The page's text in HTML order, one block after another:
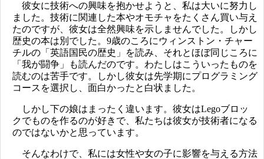
彼女に技術への興味を抱かせようと、私は大いに努力し
ました。技術に関連した本やオモチャをたくさん買い与え
たのですが、彼女は全然興味を示しませんでした。しかし
歴史の本は別でした。9歳のころにウィンストン・チャー
チルの「英語国民の歴史」を読み、それとほぼ同じころに
「我が闘争」も読んだのです。わたしはこういったものを
読むのは苦手です。しかし彼女は先学期にプログラミング
コースを選択し、面白かったと白状ました。
しかし下の娘はまったく違います。彼女はLegoブロッ
クでものを作るのが好きで、私たちは彼女が技術者になる
のではないかと思っています。
そんなわけで、私には女性や女の子に影響を与える方法